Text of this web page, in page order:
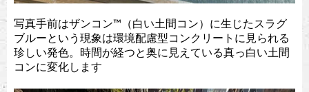
写真手前はザンコン™︎（白い土間コン）に生じたスラグ
ブルーという現象は環境配慮型コンクリートに見られる
珍しい発色。時間が経つと奥に見えている真っ白い土間
コンに変化します